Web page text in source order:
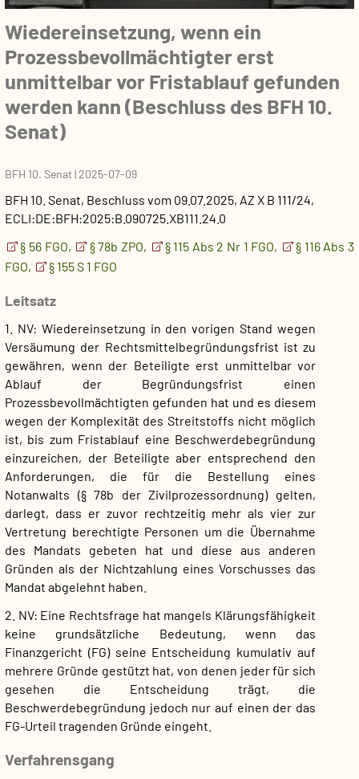
Wiedereinsetzung, wenn ein
Prozessbevollmächtigter erst
unmittelbar vor Fristablauf gefunden
werden kann (Beschluss des BFH 10.
Senat)
BFH 10. Senat|2025-07-09
BFH 10. Senat, Beschluss vom 09.07.2025, AZ X B 111/24,
ECLI:DE:BFH:2025:B.090725.XB111.24.0
§ 56 FGO,
§ 78b ZPO, § 115 Abs 2 Nr 1 FGO,
§ 116 Abs 3
FGO,
§ 155 S 1 FGO
Leitsatz
1. NV: Wiedereinsetzung in den vorigen Stand wegen
Versäumung der Rechtsmittelbegründungsfrist ist zu
gewähren, wenn der Beteiligte erst unmittelbar vor
Ablauf der Begründungsfrist einen
Prozessbevollmächtigten gefunden hat und es diesem
wegen der Komplexität des Streitstoffs nicht möglich
ist, bis zum Fristablauf eine Beschwerdebegründung
einzureichen, der Beteiligte aber entsprechend den
Anforderungen, die für die Bestellung eines
Notanwalts (§ 78b der Zivilprozessordnung) gelten,
darlegt, dass er zuvor rechtzeitig mehr als vier zur
Vertretung berechtigte Personen um die Übernahme
des Mandats gebeten hat und diese aus anderen
Gründen als der Nichtzahlung eines Vorschusses das
Mandat abgelehnt haben.
2. NV: Eine Rechtsfrage hat mangels Klärungsfähigkeit
keine grundsätzliche Bedeutung, wenn das
Finanzgericht (FG) seine Entscheidung kumulativ auf
mehrere Gründe gestützt hat, von denen jeder für sich
gesehen die Entscheidung trägt, die
Beschwerdebegründung jedoch nur auf einen der das
FG-Urteil tragenden Gründe eingeht.
Verfahrensgang